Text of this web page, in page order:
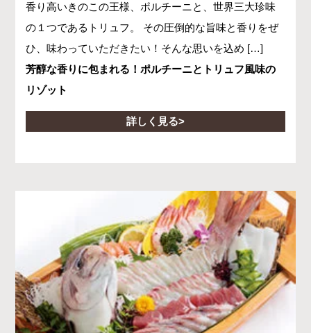
香り高いきのこの王様、ポルチーニと、世界三大珍味
の１つであるトリュフ。 その圧倒的な旨味と香りをぜ
ひ、味わっていただきたい！そんな思いを込め […]
芳醇な香りに包まれる！ポルチーニとトリュフ風味の
リゾット
詳しく見る